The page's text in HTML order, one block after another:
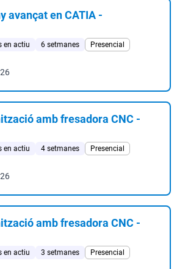
avançat en CATIA -
en actiu 6 setmanes
Presencial
amb fresadora CNC -
en actiu 4 setmanes
Presencial
amb fresadora CNC -
en actiu 3 setmanes
Presencial